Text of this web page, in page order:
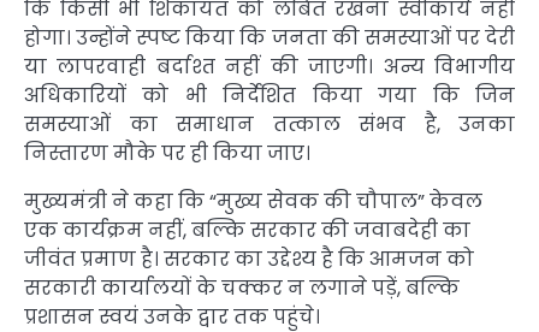
कि किसी भी शिकायत को लंबित रखना स्वीकार्य नहीं
होगा। उन्होंने स्पष्ट किया कि जनता की समस्याओं पर देरी
या लापरवाही बर्दाश्त नहीं की जाएगी। अन्य विभागीय
अधिकारियों को भी निर्देशित किया गया कि जिन
समस्याओं का समाधान तत्काल संभव है, उनका
निस्तारण मौके पर ही किया जाए।
मुख्यमंत्री ने कहा कि “मुख्य सेवक की चौपाल” केवल
एक कार्यक्रम नहीं, बल्कि सरकार की जवाबदेही का
जीवंत प्रमाण है। सरकार का उद्देश्य है कि आमजन को
सरकारी कार्यालयों के चक्कर न लगाने पड़ें, बल्कि
प्रशासन स्वयं उनके द्वार तक पहुंचे।